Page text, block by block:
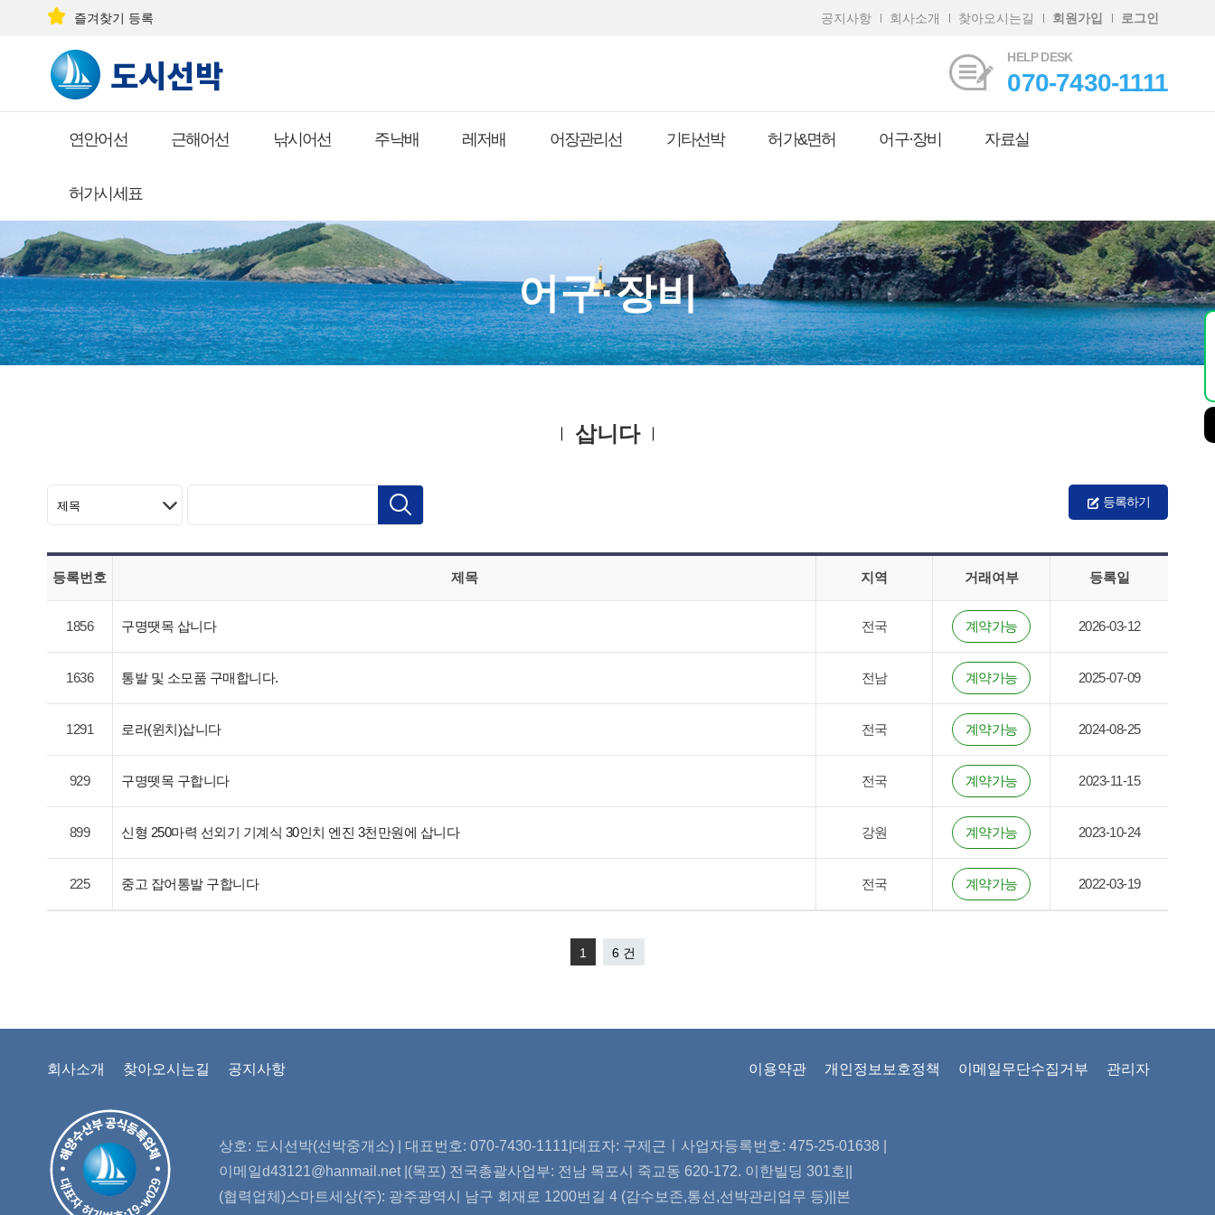
즐겨찾기 등록 공지사항 회사소개 찾아오시는길 회원가입 로그인
HELP DESK
070-7430-1111
연안어선 근해어선 낚시어선 주낙배 레저배 어장관리선 기타선박 허가&면허 어구·장비 자료실
허가시세표
어구·장비
삽니다
등록하기
등록번호 제목 지역 거래여부 등록일
1856 구명땟목 삽니다 전국 계약가능 2026-03-12
1636 통발 및 소모품 구매합니다. 전남 계약가능 2025-07-09
1291 로라(윈치)삽니다 전국 계약가능 2024-08-25
929 구명뗏목 구합니다 전국 계약가능 2023-11-15
899 신형 250마력 선외기 기계식 30인치 엔진 3천만원에 삽니다 강원 계약가능 2023-10-24
225 중고 잡어통발 구합니다 전국 계약가능 2022-03-19
1 6 건
회사소개 찾아오시는길 공지사항 이용약관 개인정보보호정책 이메일무단수집거부 관리자
상호: 도시선박(선박중개소) | 대표번호: 070-7430-1111|대표자: 구제근ㅣ사업자등록번호: 475-25-01638 |
이메일d43121@hanmail.net |(목포) 전국총괄사업부: 전남 목포시 죽교동 620-172. 이한빌딩 301호||
(협력업체)스마트세상(주): 광주광역시 남구 회재로 1200번길 4 (감수보존,통선,선박관리업무 등)||본